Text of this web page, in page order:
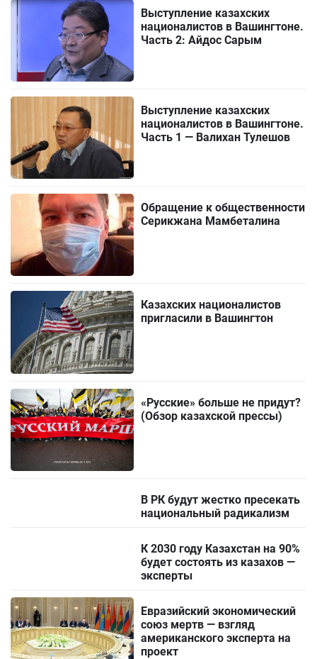
Выступление казахских
националистов в Вашингтоне.
Часть 2: Айдос Сарым
Выступление казахских
националистов в Вашингтоне.
Часть 1 — Валихан Тулешов
Обращение к общественности
Серикжана Мамбеталина
Казахских националистов
пригласили в Вашингтон
«Русские» больше не придут?
(Обзор казахской прессы)
В РК будут жестко пресекать
национальный радикализм
К 2030 году Казахстан на 90%
будет состоять из казахов —
эксперты
Евразийский экономический
союз мертв — взгляд
американского эксперта на
проект